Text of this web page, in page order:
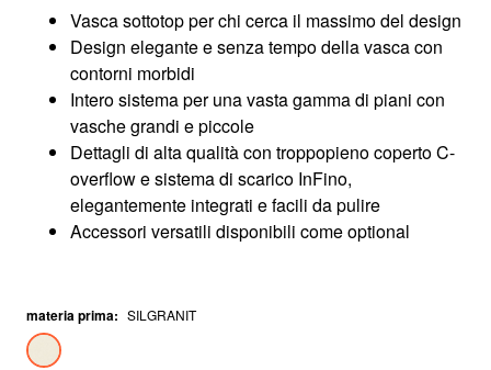
Vasca sottotop per chi cerca il massimo del design
Design elegante e senza tempo della vasca con
contorni morbidi
Intero sistema per una vasta gamma di piani con
vasche grandi e piccole
Dettagli di alta qualità con troppopieno coperto C-
overflow e sistema di scarico InFino,
elegantemente integrati e facili da pulire
Accessori versatili disponibili come optional
materia prima: SILGRANIT